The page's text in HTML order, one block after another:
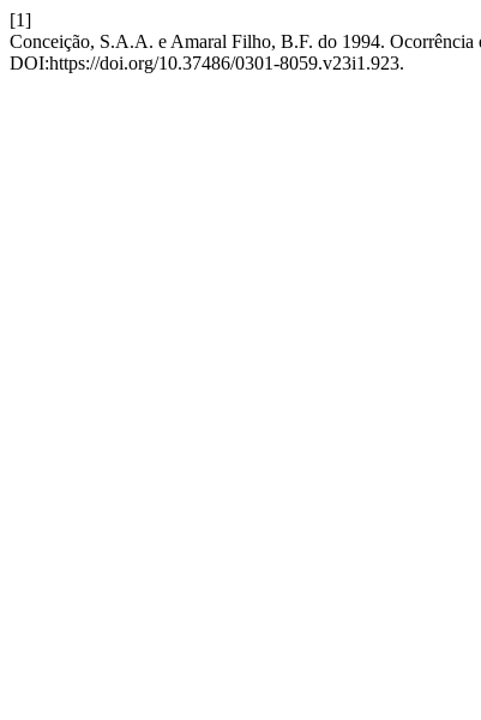
[1]
Conceição, S.A.A. e Amaral Filho, B.F. do 1994. Ocorrência
DOI:https://doi.org/10.37486/0301-8059.v23i1.923.